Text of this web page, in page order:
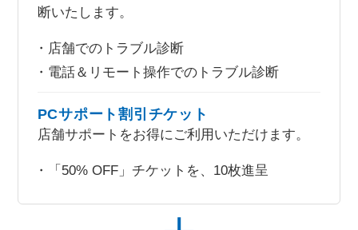
断いたします。
店舗でのトラブル診断
電話＆リモート操作でのトラブル診断
PCサポート割引チケット
店舗サポートをお得にご利用いただけます。
「50% OFF」チケットを、10枚進呈